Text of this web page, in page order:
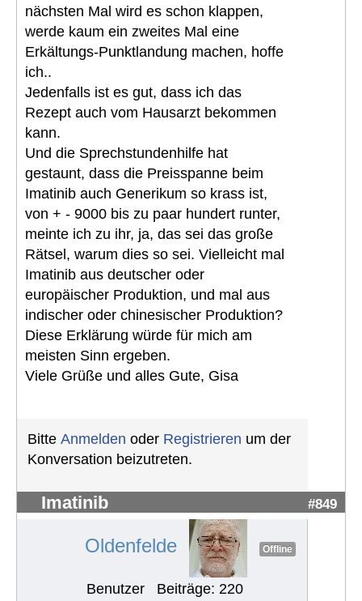
nächsten Mal wird es schon klappen,
werde kaum ein zweites Mal eine
Erkältungs-Punktlandung machen, hoffe
ich..
Jedenfalls ist es gut, dass ich das
Rezept auch vom Hausarzt bekommen
kann.
Und die Sprechstundenhilfe hat
gestaunt, dass die Preisspanne beim
Imatinib auch Generikum so krass ist,
von + - 9000 bis zu paar hundert runter,
meinte ich zu ihr, ja, das sei das große
Rätsel, warum dies so sei. Vielleicht mal
Imatinib aus deutscher oder
europäischer Produktion, und mal aus
indischer oder chinesischer Produktion?
Diese Erklärung würde für mich am
meisten Sinn ergeben.
Viele Grüße und alles Gute, Gisa
Bitte Anmelden oder Registrieren um der
Konversation beizutreten.
Imatinib #849
Oldenfelde Offline
Benutzer Beiträge: 220